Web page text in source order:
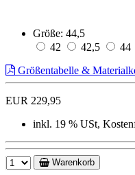
Größe: 44,5
42
42,5 44
Größentabelle &
EUR 229,95
inkl. 19 % USt,
Warenkorb